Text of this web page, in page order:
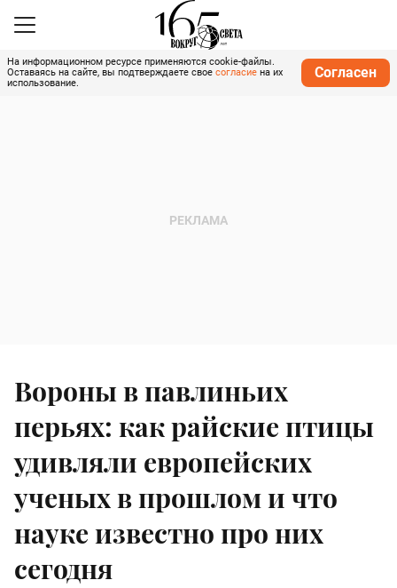
На информационном ресурсе применяются cookie-файлы.
Оставаясь на сайте, вы подтверждаете свое согласие на их
использование.
Согласен
Вороны в павлиньих
перьях: как райские птицы
удивляли европейских
ученых в прошлом и что
науке известно про них
сегодня